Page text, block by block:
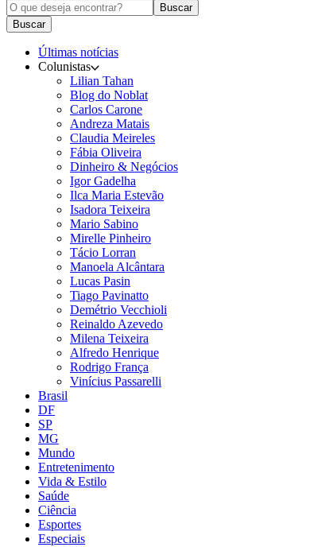
Buscar
Buscar
Últimas notícias
Colunistas
Lilian Tahan
Blog do Noblat
Carlos Carone
Andreza Matais
Claudia Meireles
Fábia Oliveira
Dinheiro & Negócios
Igor Gadelha
Ilca Maria Estevão
Isadora Teixeira
Mario Sabino
Mirelle Pinheiro
Tácio Lorran
Manoela Alcântara
Lucas Pasin
Tiago Pavinatto
Demétrio Vecchioli
Reinaldo Azevedo
Milena Teixeira
Alfredo Henrique
Rodrigo França
Vinícius Passarelli
Brasil
DF
SP
MG
Mundo
Entretenimento
Vida & Estilo
Saúde
Ciência
Esportes
Especiais